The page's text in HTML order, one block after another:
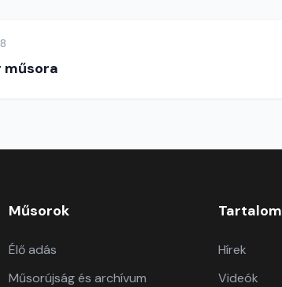
műsora
Műsorok
Élő adás
Műsorújság és archívum
Tartalom
Hírek
Videók